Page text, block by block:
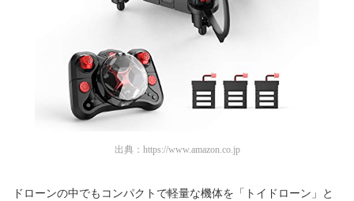
出典： https://www.amazon.co.jp
ドローンの中でもコンパクトで軽量な機体を「トイドローン」と